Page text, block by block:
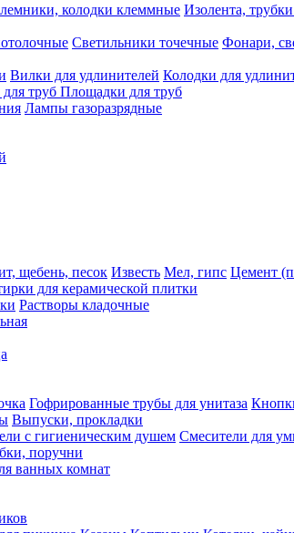
колодки клеммные Изолента,
Светильники точечные Фонари,
Вилки для удлинителей Колодки для
труб Площадки для труб
Лампы газоразрядные
щебень, песок Известь Мел, гипс Цемент
для керамической плитки
Растворы кладочные
Гофрированные трубы для унитаза
Выпуски, прокладки
с гигиеническим душем Смесители для
поручни
ванных комнат